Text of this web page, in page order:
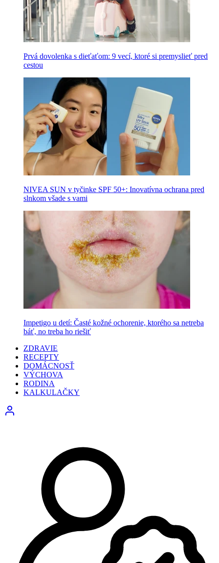
Prvá dovolenka s dieťaťom: 9 vecí, ktoré si premyslieť pred
cestou
NIVEA SUN v tyčinke SPF 50+: Inovatívna ochrana pred
slnkom všade s vami
Impetigo u detí: Časté kožné ochorenie, ktorého sa netreba
báť, no treba ho riešiť
ZDRAVIE
RECEPTY
DOMÁCNOSŤ
VÝCHOVA
RODINA
KALKULAČKY